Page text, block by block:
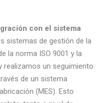
con el sistema
sistemas de gestión de la
la norma ISO 9001 y la
realizamos un seguimiento
de un sistema
(MES). Esto